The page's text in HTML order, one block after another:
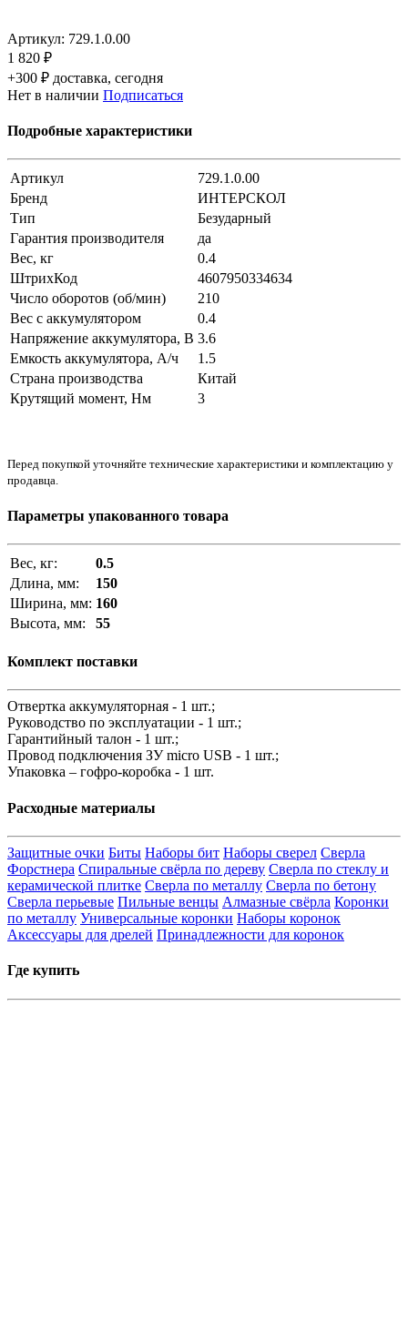
Артикул: 729.1.0.00
1 820 ₽
+300 ₽ доставка, сегодня
Нет в наличии Подписаться
Подробные характеристики
Артикул
729.1.0.00
Бренд
ИНТЕРСКОЛ
Тип
Безударный
Гарантия производителя
да
Вес, кг
0.4
ШтрихКод
4607950334634
Число оборотов (об/мин)
210
Вес с аккумулятором
0.4
Напряжение аккумулятора, В 3.6
Емкость аккумулятора, А/ч
1.5
Страна производства
Китай
Крутящий момент, Нм
3
Перед покупкой уточняйте технические характеристики и комплектацию у
продавца.
Параметры упакованного товара
Вес, кг:
0.5
Длина, мм:
150
Ширина, мм: 160
Высота, мм:
55
Комплект поставки
Отвертка аккумуляторная - 1 шт.;
Руководство по эксплуатации - 1 шт.;
Гарантийный талон - 1 шт.;
Провод подключения ЗУ micro USB - 1 шт.;
Упаковка – гофро-коробка - 1 шт.
Расходные материалы
Защитные очки Биты Наборы бит Наборы сверел Сверла
Форстнера Спиральные свёрла по дереву Сверла по стеклу и
керамической плитке Сверла по металлу Сверла по бетону
Сверла перьевые Пильные венцы Алмазные свёрла Коронки
по металлу Универсальные коронки Наборы коронок
Аксессуары для дрелей Принадлежности для коронок
Где купить